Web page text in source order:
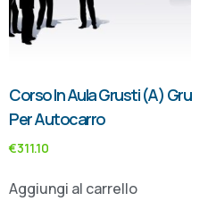
Corso In Aula Grusti (A) Gru
Per Autocarro
€311.10
Aggiungi al carrello